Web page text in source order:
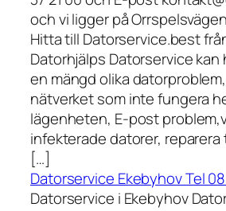
och vi ligger på
Hitta till Datorservice.best
Datorhjälps Datorservice kan
en mängd olika
nätverket som inte fungera
lägenheten, E-post
infekterade datorer, reparera
[…]
Datorservice Ekebyhov Tel 08
Datorservice i Ekebyhov